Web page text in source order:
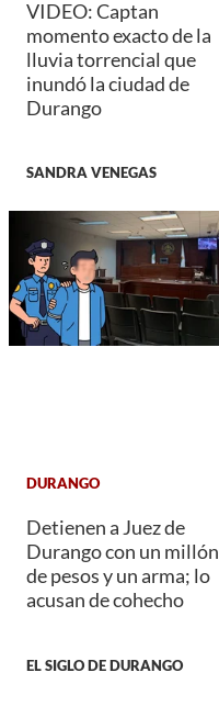
VIDEO: Captan
momento exacto de la
lluvia torrencial que
inundó la ciudad de
Durango
SANDRA VENEGAS
DURANGO
Detienen a Juez de
Durango con un millón
de pesos y un arma; lo
acusan de cohecho
EL SIGLO DE DURANGO